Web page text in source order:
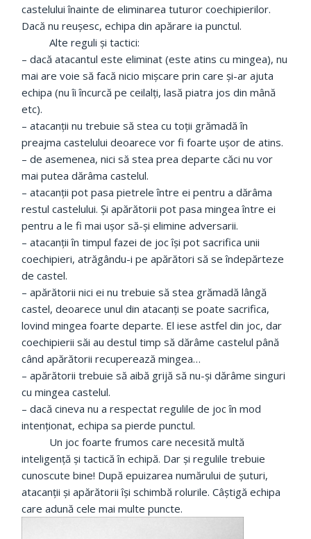
castelului înainte de eliminarea tuturor coechipierilor.
Dacă nu reușesc, echipa din apărare ia punctul.
Alte reguli și tactici:
– dacă atacantul este eliminat (este atins cu mingea), nu
mai are voie să facă nicio mișcare prin care și-ar ajuta
echipa (nu îi încurcă pe ceilalți, lasă piatra jos din mână
etc).
– atacanții nu trebuie să stea cu toții grămadă în
preajma castelului deoarece vor fi foarte ușor de atins.
– de asemenea, nici să stea prea departe căci nu vor
mai putea dărâma castelul.
– atacanții pot pasa pietrele între ei pentru a dărâma
restul castelului. Și apărătorii pot pasa mingea între ei
pentru a le fi mai ușor să-și elimine adversarii.
– atacanții în timpul fazei de joc își pot sacrifica unii
coechipieri, atrăgându-i pe apărători să se îndepărteze
de castel.
– apărătorii nici ei nu trebuie să stea grămadă lângă
castel, deoarece unul din atacanți se poate sacrifica,
lovind mingea foarte departe. El iese astfel din joc, dar
coechipierii săi au destul timp să dărâme castelul până
când apărătorii recuperează mingea…
– apărătorii trebuie să aibă grijă să nu-și dărâme singuri
cu mingea castelul.
– dacă cineva nu a respectat regulile de joc în mod
intenționat, echipa sa pierde punctul.
Un joc foarte frumos care necesită multă
inteligență și tactică în echipă. Dar și regulile trebuie
cunoscute bine! După epuizarea numărului de șuturi,
atacanții și apărătorii își schimbă rolurile. Câștigă echipa
care adună cele mai multe puncte.